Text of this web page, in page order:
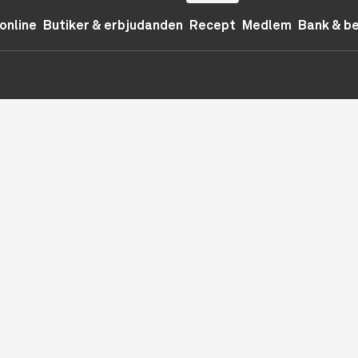
Butiker & erbjudanden Recept Medlem Bank &